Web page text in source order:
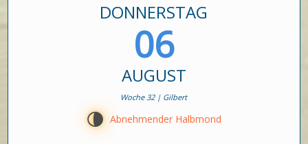
DONNERSTAG
06
AUGUST
Woche 32 | Gilbert
U Abnehmender Halbmond